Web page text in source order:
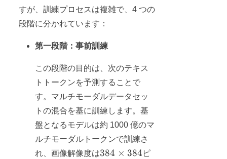
すが、訓練プロセスは複雑で、4 つの
段階に分かれています：
第一段階：事前訓練
この段階の目的は、次のテキス
トトークンを予測することで
す。マルチモーダルデータセッ
トの混合を基に訓練します。基
盤となるモデルは約 1000 億のマ
ルチモーダルトークンで訓練さ
れ、画像解像度は384
384 × 384 ピ